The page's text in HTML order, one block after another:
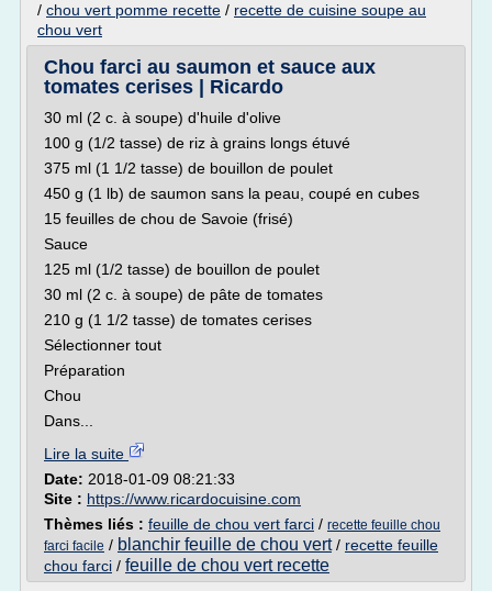
/ chou vert pomme recette / recette de cuisine soupe au
chou vert
Chou farci au saumon et sauce aux
tomates cerises | Ricardo
30 ml (2 c. à soupe) d'huile d'olive
100 g (1/2 tasse) de riz à grains longs étuvé
375 ml (1 1/2 tasse) de bouillon de poulet
450 g (1 lb) de saumon sans la peau, coupé en cubes
15 feuilles de chou de Savoie (frisé)
Sauce
125 ml (1/2 tasse) de bouillon de poulet
30 ml (2 c. à soupe) de pâte de tomates
210 g (1 1/2 tasse) de tomates cerises
Sélectionner tout
Préparation
Chou
Dans...
Lire la suite
Date: 2018-01-09 08:21:33
Site : https://www.ricardocuisine.com
Thèmes liés : feuille de chou vert farci / recette feuille chou
farci facile / blanchir feuille de chou vert/ recette feuille
chou farci / feuille de chou vert recette